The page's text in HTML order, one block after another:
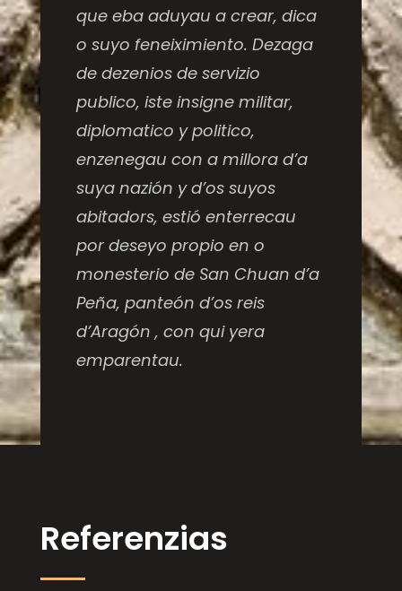
que eba aduyau a crear, dica
o suyo feneiximiento. Dezaga
de dezenios de servizio
publico, iste insigne militar,
diplomatico y politico,
enzenegau con a millora d’a
suya nazión y d’os suyos
abitadors, estió enterrecau
por deseyo propio en o
monesterio de San Chuan d’a
Peña, panteón d’os reis
d’Aragón , con qui yera
emparentau.
Referenzias